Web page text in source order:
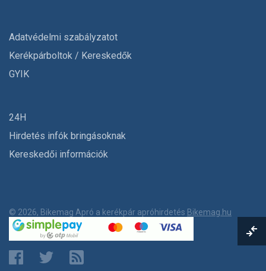
Adatvédelmi szabályzatot
Kerékpárboltok / Kereskedők
GYIK
24H
Hirdetés infók bringásoknak
Kereskedői információk
© 2026, Bikemag Apró a kerékpár apróhirdetés Bikemag.hu